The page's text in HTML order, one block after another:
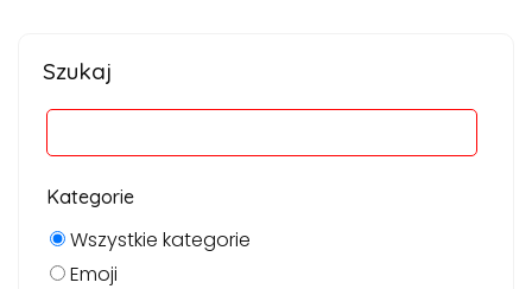
Szukaj
Kategorie
Wszystkie kategorie
Emoji